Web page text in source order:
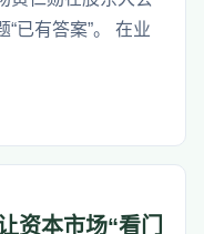
“已有答案”。 在业
资本市场“看门